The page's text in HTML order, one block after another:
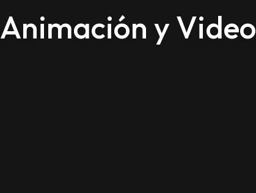
Animación y Video